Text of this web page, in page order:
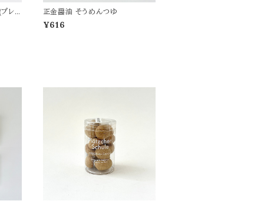
レ
正金醤油 そうめんつゆ
¥616